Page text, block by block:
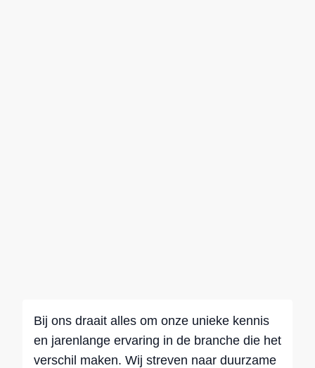
Bij ons draait alles om onze unieke kennis
en jarenlange ervaring in de branche die het
verschil maken. Wij streven naar duurzame